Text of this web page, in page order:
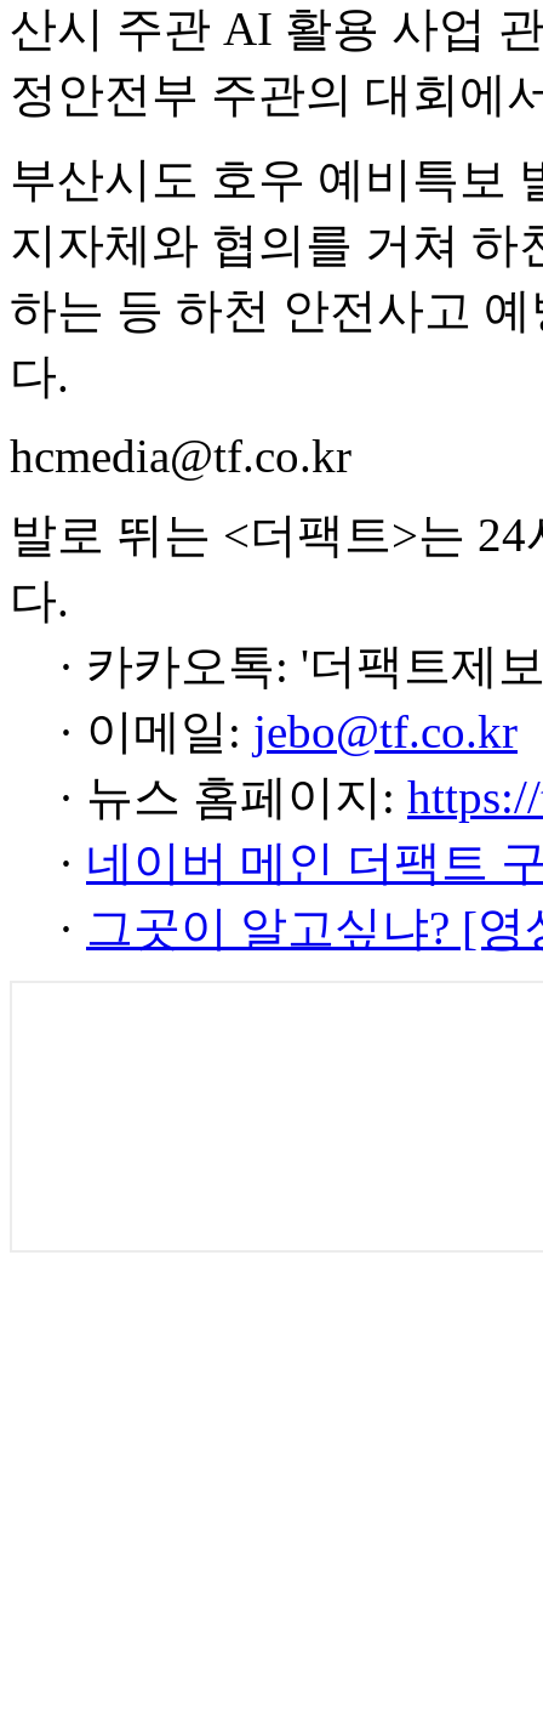
산시 주관 AI 활용 사업
정안전부 주관의 대회에
부산시도 호우 예비특보
지자체와 협의를 거쳐 하
하는 등 하천 안전사고
다.
hcmedia@tf.co.kr
발로 뛰는 <더팩트>는
다.
· 카카오톡: '더팩트제
· 이메일: jebo@tf.co.kr
· 뉴스 홈페이지:
· 네이버 메인 더팩트
· 그곳이 알고싶냐? [